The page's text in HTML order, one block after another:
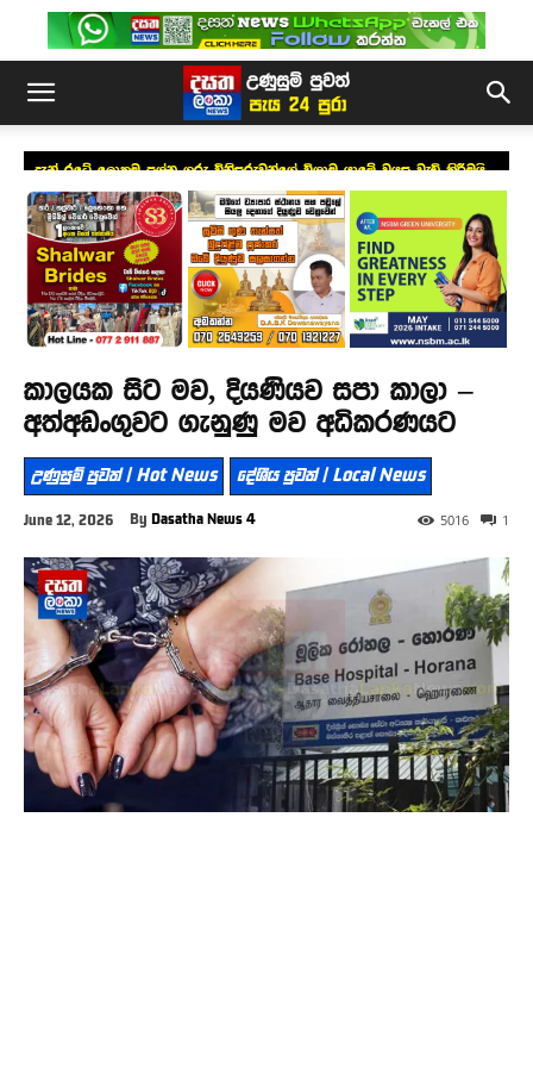
දැන් රටේ ලොකුම ප්‍රශ්න ගරු විනිසුරුවන්ගේ විශ්‍රාම යාමේ වයස වැඩි කිරීමයි –
සජිත්
කාලයක සිට මව, දියණියව සපා කාලා –
අත්අඩංගුවට ගැනුණු මව අධිකරණයට
උණුසුම් පුවත් | Hot News දේශීය පුවත් | Local News
June 12, 2026 By Dasatha News 4 1
5016